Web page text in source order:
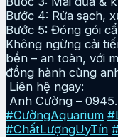
Bước 4: Rửa sạch,
Bước 5: Đóng gói
Không ngừng cải
bền – an toàn, với
đồng hành cùng
Liên hệ ngay:
Anh Cường –
#CườngAquarium
#ChấtLượngUyTín